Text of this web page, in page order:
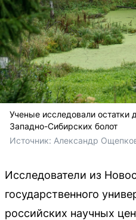
Ученые исследовали остатки
Западно-Сибирских болот
Источник: Александр
Исследователи из
государственного
российских научных